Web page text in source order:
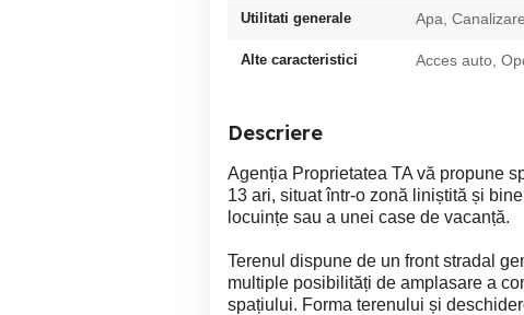
Utilitati generale Apa,
Alte caracteristici Acces auto,
Descriere
Agenția Proprietatea TA vă propune
13 ari, situat într-o zonă liniștită și
locuințe sau a unei case de vacanță.
Terenul dispune de un front stradal
multiple posibilități de amplasare a
spațiului. Forma terenului și